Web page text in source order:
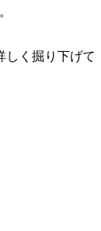
しく掘り下げて